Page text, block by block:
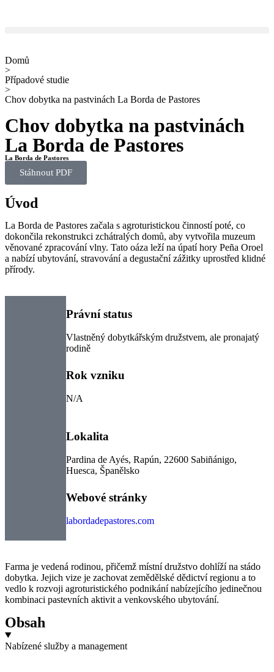
Domů
>
Případové studie
>
Chov dobytka na pastvinách La Borda de Pastores
Chov dobytka na pastvinách
La Borda de Pastores
La Borda de Pastores
Stáhnout PDF
Úvod
La Borda de Pastores začala s agroturistickou činností poté, co
dokončila rekonstrukci zchátralých domů, aby vytvořila muzeum
věnované zpracování vlny. Tato oáza leží na úpatí hory Peña Oroel
a nabízí ubytování, stravování a degustační zážitky uprostřed klidné
přírody.
Právní status
Vlastněný dobytkářským družstvem, ale pronajatý
rodině
Rok vzniku
N/A
Lokalita
Pardina de Ayés, Rapún, 22600 Sabiñánigo,
Huesca, Španělsko
Webové stránky
labordadepastores.com
Farma je vedená rodinou, přičemž místní družstvo dohlíží na stádo
dobytka. Jejich vize je zachovat zemědělské dědictví regionu a to
vedlo k rozvoji agroturistického podnikání nabízejícího jedinečnou
kombinaci pastevních aktivit a venkovského ubytování.
Obsah
Nabízené služby a management